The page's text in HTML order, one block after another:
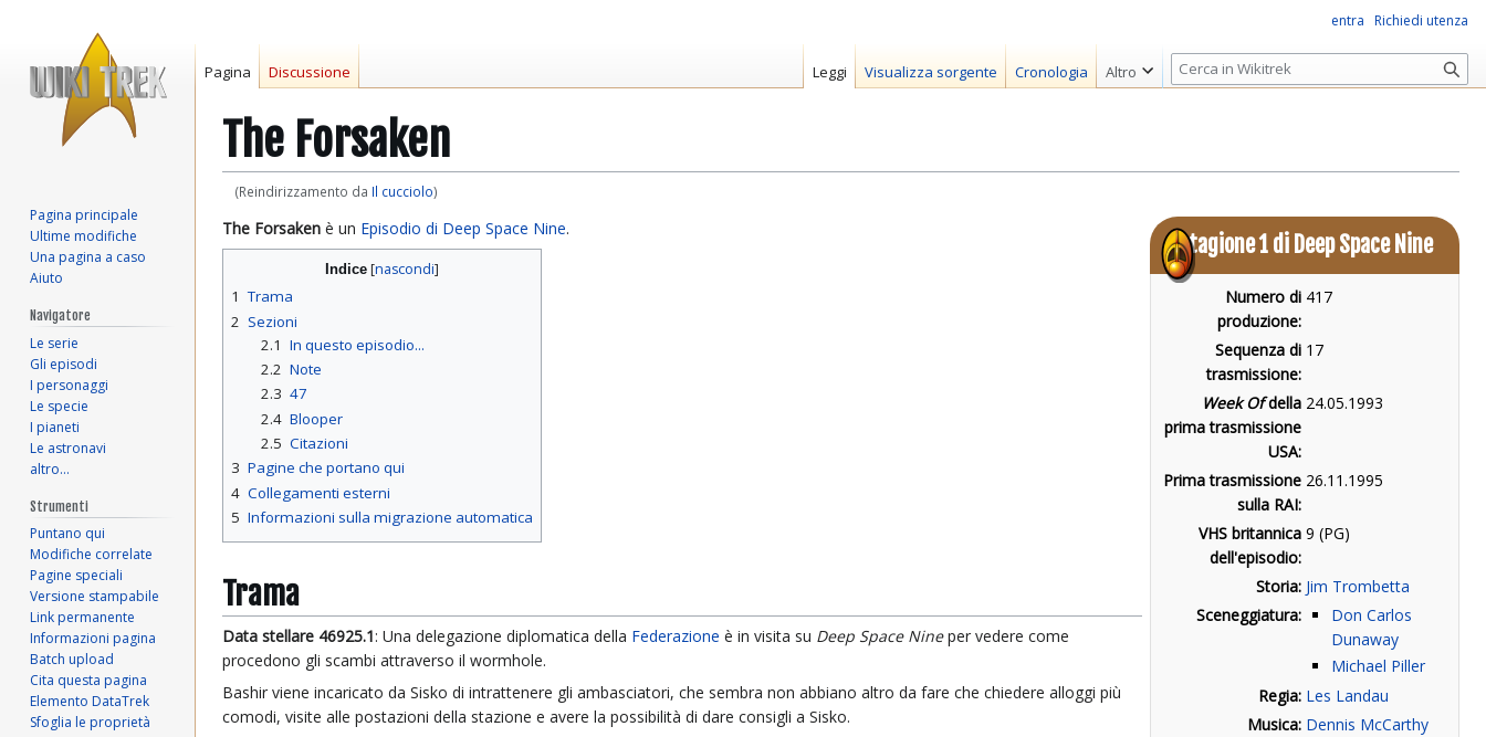
The Forsaken
(Reindirizzamento da Il cucciolo)
Vai
alla
Vai
alla
Stagione 1 di Deep Space Nine
Numero di
produzione:
417
Sequenza di
trasmissione:
17
Week Ofdella
prima trasmissione
USA:
24.05.1993
Prima trasmissione
sulla RAI:
26.11.1995
VHS britannica
dell'episodio:
9 (PG)
Storia: Jim Trombetta
Sceneggiatura:
Don Carlos
Dunaway
Michael Piller
Regia: Les Landau
Musica: Dennis McCarthy
The Forsaken è un Episodio di Deep Space Nine.
Indice
1 Trama
2 Sezioni
2.1 In questo episodio...
2.2 Note
2.3 47
2.4 Blooper
2.5 Citazioni
3 Pagine che portano qui
4 Collegamenti esterni
5 Informazioni sulla migrazione automatica
Trama
Data stellare 46925.1: Una delegazione diplomatica della Federazione è in visita su Deep Space Nineper vedere come
procedono gli scambi attraverso il wormhole.
Bashir viene incaricato da Sisko di intrattenere gli ambasciatori, che sembra non abbiano altro da fare che chiedere alloggi più
comodi, visite alle postazioni della stazione e avere la possibilità di dare consigli a Sisko.
entra Richiedi utenza
Pagina Discussione Leggi Visualizza sorgente Cronologia Altro
R
i
r
a
Pagina principale
Ultime modifiche
Una pagina a caso
Aiuto
Navigatore
Le serie
Gli episodi
I personaggi
Le specie
I pianeti
Le astronavi
altro…
Strumenti
Puntano qui
Modifiche correlate
Pagine speciali
Versione stampabile
Link permanente
Informazioni pagina
Batch upload
Cita questa pagina
Elemento DataTrek
Sfoglia le proprietà